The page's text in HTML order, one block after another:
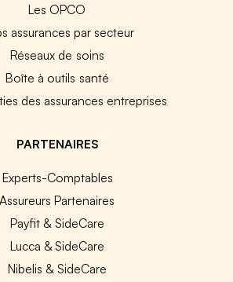
Les OPCO
assurances par secteur
Réseaux de soins
Boîte à outils santé
des assurances entreprises
PARTENAIRES
Experts-Comptables
Assureurs Partenaires
Payfit & SideCare
Lucca & SideCare
Nibelis & SideCare